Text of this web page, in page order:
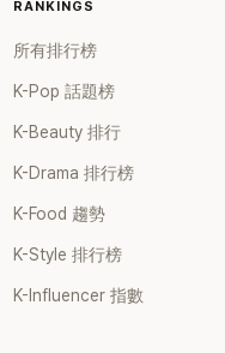
RANKINGS
所有排行榜
K-Pop 話題榜
K-Beauty 排行
K-Drama 排行榜
K-Food 趨勢
K-Style 排行榜
K-Influencer 指數